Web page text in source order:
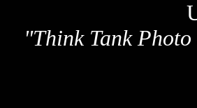
"Think Tank